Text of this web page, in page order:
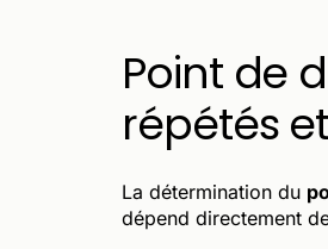
Point de
répétés
La détermination du
dépend directement